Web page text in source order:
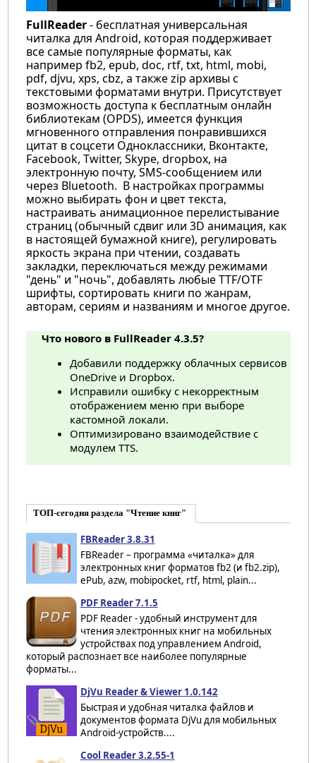
FullReader- бесплатная универсальная
читалка для Android, которая поддерживает
все самые популярные форматы, как
например fb2, epub, doc, rtf, txt, html, mobi,
pdf, djvu, xps, cbz, а также zip архивы с
текстовыми форматами внутри. Присутствует
возможность доступа к бесплатным онлайн
библиотекам (OPDS), имеется функция
мгновенного отправления понравившихся
цитат в соцсети Одноклассники, Вконтакте,
Facebook, Twitter, Skype, dropbox, на
электронную почту, SMS-сообщением или
через Bluetooth. В настройках программы
можно выбирать фон и цвет текста,
настраивать анимационное перелистывание
страниц (обычный сдвиг или 3D анимация, как
в настоящей бумажной книге), регулировать
яркость экрана при чтении, создавать
закладки, переключаться между режимами
"день" и "ночь", добавлять любые TTF/OTF
шрифты, сортировать книги по жанрам,
авторам, сериям и названиям и многое другое.
Что нового в FullReader 4.3.5?
Добавили поддержку облачных сервисов
OneDrive и Dropbox.
Исправили ошибку с некорректным
отображением меню при выборе
кастомной локали.
Оптимизировано взаимодействие с
модулем TTS.
ТОП-сегодня раздела "Чтение книг"
FBReader 3.8.31
FBReader – программа «читалка» для
электронных книг форматов fb2 (и fb2.zip),
ePub, azw, mobipocket, rtf, html, plain...
PDF Reader 7.1.5
PDF Reader - удобный инструмент для
чтения электронных книг на мобильных
устройствах под управлением Android,
который распознает все наиболее популярные
форматы...
DjVu Reader & Viewer 1.0.142
Быстрая и удобная читалка файлов и
документов формата DjVu для мобильных
Android-устройств....
Cool Reader 3.2.55-1